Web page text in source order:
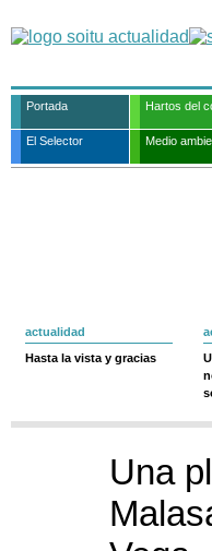
Portada Hartos del
El Selector Medio
actualidad
Hasta la vista y gracias
Una